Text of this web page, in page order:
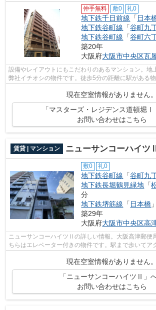
仲手無料 敷0 礼0
地下鉄千日前線 「 日本
地下鉄谷町線 「谷町九
地下鉄谷町線 「谷町六
築20年
大阪府大阪市中央区瓦
設備やレイアウトにもこだわりのあるマンション。地
弊社イチオシの物件です。徒歩5分の距離に駅がある
現在空室情報がありません。
「マスターズ・レジデンス道頓堀
お問い合わせはこちら
賃貸 | マンション ニューサンコーハイツⅡ
敷0 礼0
地下鉄谷町線 「谷町九
地下鉄長堀鶴見緑地 「
分
地下鉄堺筋線 「 日本橋
築29年
大阪府大阪市中央区高
ニューサンコーハイツⅡの詳しい情報。大阪高津郵便
ちらはエレベーター付きの物件です。駅まで歩いてア
分の距離に立地する物件です。大阪市中央...
現在空室情報がありません。
「ニューサンコーハイツⅡ」
お問い合わせはこちら